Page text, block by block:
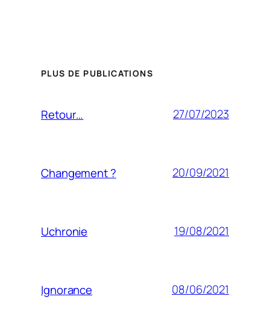
PLUS DE PUBLICATIONS
Retour… 27/07/2023
Changement ? 20/09/2021
Uchronie 19/08/2021
Ignorance 08/06/2021